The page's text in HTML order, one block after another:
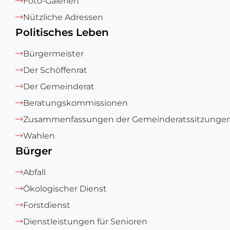
Nützliche Adressen
Politisches Leben
Bürgermeister
Der Schöffenrat
Der Gemeinderat
Beratungskommissionen
Zusammenfassungen der
Wahlen
Bürger
Abfall
Ökologischer Dienst
Forstdienst
Dienstleistungen für Senioren